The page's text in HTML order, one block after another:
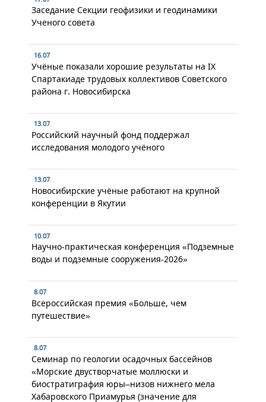
Заседание Секции геофизики и геодинамики
Ученого совета
16.07
Учёные показали хорошие результаты на IX
Спартакиаде трудовых коллективов Советского
района г. Новосибирска
13.07
Российский научный фонд поддержал
исследования молодого учёного
13.07
Новосибирские учёные работают на крупной
конференции в Якутии
10.07
Научно-практическая конференция «Подземные
воды и подземные сооружения-2026»
8.07
Всероссийская премия «Больше, чем
путешествие»
8.07
Семинар по геологии осадочных бассейнов
«Морские двустворчатые моллюски и
биостратиграфия юры–низов нижнего мела
Хабаровского Приамурья (значение для